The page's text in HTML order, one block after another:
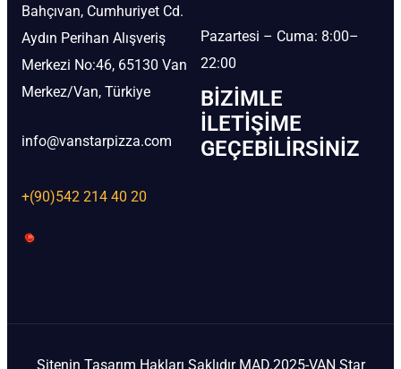
Bahçıvan, Cumhuriyet Cd.
Aydın Perihan Alışveriş
Merkezi No:46, 65130 Van
Merkez/Van, Türkiye
info@vanstarpizza.com
+(90)542 214 40 20
Pazartesi – Cuma: 8:00–
22:00
BIZIMLE
İLETIŞIME
GEÇEBILIRSINIZ
Sitenin Tasarım Hakları Saklıdır MAD.2025-VAN Star